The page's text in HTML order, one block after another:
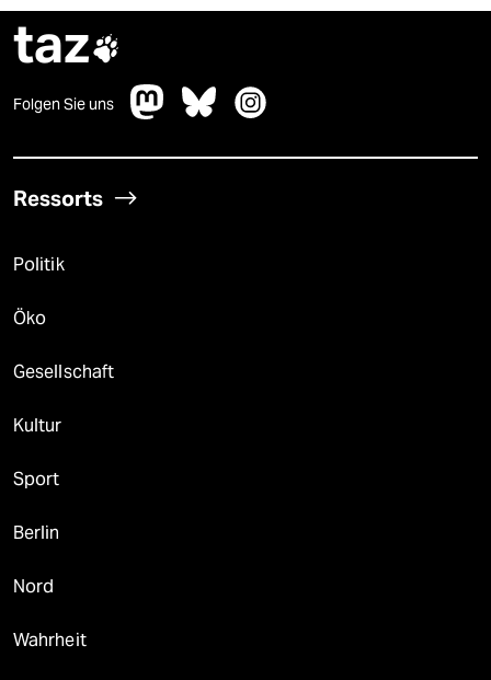
taz
Folgen Sie uns
Ressorts
Politik
Öko
Gesellschaft
Kultur
Sport
Berlin
Nord
Wahrheit